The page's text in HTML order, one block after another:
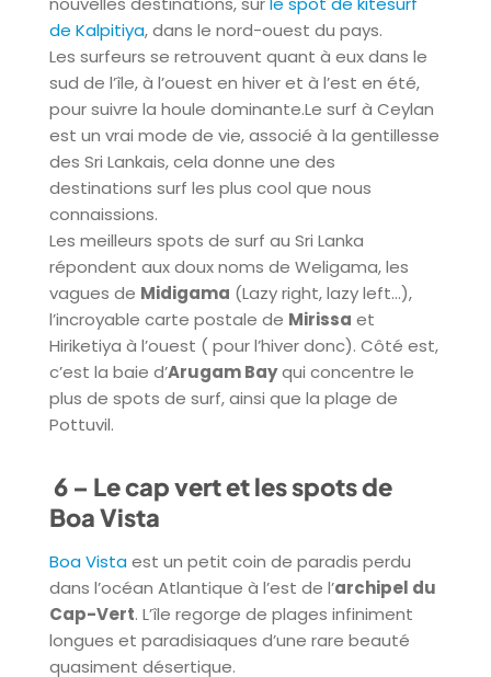
de Kalpitiya, dans le nord-ouest du pays.
Les surfeurs se retrouvent quant à eux dans le
sud de l’île, à l’ouest en hiver et à l’est en été,
pour suivre la houle dominante.Le surf à Ceylan
est un vrai mode de vie, associé à la gentillesse
des Sri Lankais, cela donne une des
destinations surf les plus cool que nous
connaissions.
Les meilleurs spots de surf au Sri Lanka
répondent aux doux noms de Weligama, les
vagues de Midigama (Lazy right, lazy left…),
l’incroyable carte postale de Mirissa et
Hiriketiya à l’ouest ( pour l’hiver donc). Côté est,
c’est la baie d’Arugam Bayqui concentre le
plus de spots de surf, ainsi que la plage de
Pottuvil.
6 – Le cap vert et les spots de
Boa Vista
Boa Vistaest un petit coin de paradis perdu
dans l’océan Atlantique à l’est de l’archipel du
Cap-Vert. L’île regorge de plages infiniment
longues et paradisiaques d’une rare beauté
quasiment désertique.